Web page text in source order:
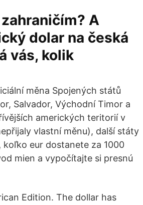
A
dolar na česká
vás, kolik
měna Spojených států
Salvador, Východní Timor a
amerických teritorií v
vlastní měnu), další státy
koľko eur dostanete za 1000
mien a vypočítajte si presnú
Edition. The dollar has